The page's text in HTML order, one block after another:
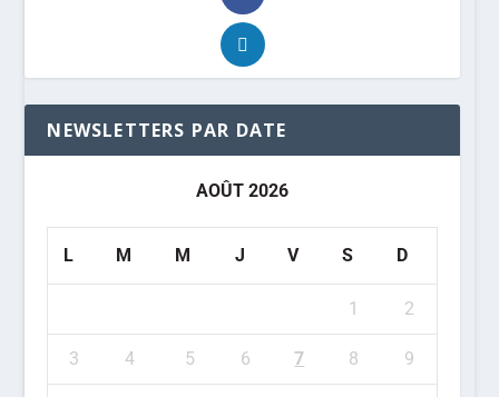
NEWSLETTERS PAR DATE
AOÛT 2026
L M M J V S D
1 2
3 4 5 6 7 8 9